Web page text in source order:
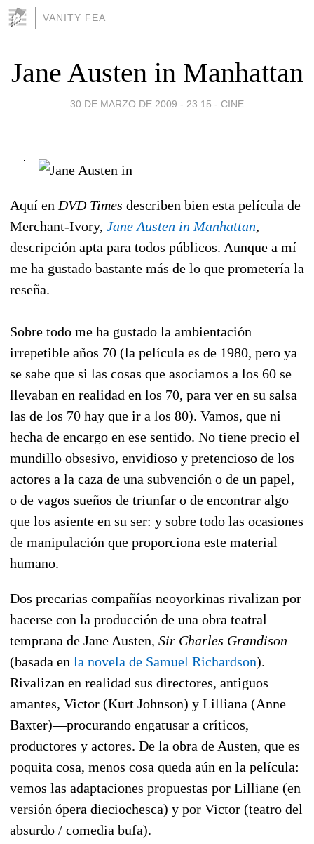
VANITY FEA
Jane Austen in Manhattan
30 DE MARZO DE 2009 - 23:15 - CINE
Aquí en DVD Times describen bien esta película de
Merchant-Ivory, Jane Austen in Manhattan,
descripción apta para todos públicos. Aunque a mí
me ha gustado bastante más de lo que prometería la
reseña.
Sobre todo me ha gustado la ambientación
irrepetible años 70 (la película es de 1980, pero ya
se sabe que si las cosas que asociamos a los 60 se
llevaban en realidad en los 70, para ver en su salsa
las de los 70 hay que ir a los 80). Vamos, que ni
hecha de encargo en ese sentido. No tiene precio el
mundillo obsesivo, envidioso y pretencioso de los
actores a la caza de una subvención o de un papel,
o de vagos sueños de triunfar o de encontrar algo
que los asiente en su ser: y sobre todo las ocasiones
de manipulación que proporciona este material
humano.
Dos precarias compañías neoyorkinas rivalizan por
hacerse con la producción de una obra teatral
temprana de Jane Austen, Sir Charles Grandison
(basada en la novela de Samuel Richardson).
Rivalizan en realidad sus directores, antiguos
amantes, Victor (Kurt Johnson) y Lilliana (Anne
Baxter)—procurando engatusar a críticos,
productores y actores. De la obra de Austen, que es
poquita cosa, menos cosa queda aún en la película:
vemos las adaptaciones propuestas por Lilliane (en
versión ópera dieciochesca) y por Victor (teatro del
absurdo / comedia bufa).